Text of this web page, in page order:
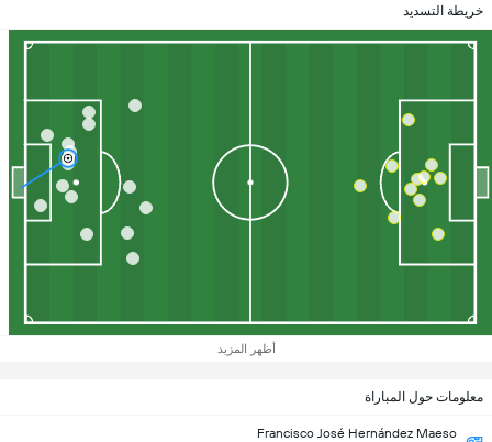
خريطة التسديد
أظهر المزيد
معلومات حول المباراة
Francisco José Hernández Maeso